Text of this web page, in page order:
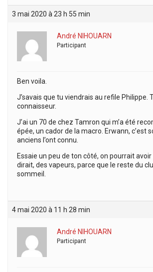
3 mai 2020 à 23 h 55 min
André NIHOUARN
Participant
Ben voila.
J’savais que tu viendrais au refile Philippe.
connaisseur.
J’ai un 70 de chez Tamron qui m’a été
épée, un cador de la macro. Erwann, c’est
anciens l’ont connu.
Essaie un peu de ton côté, on pourrait
dirait, des vapeurs, parce que le reste du
sommeil.
4 mai 2020 à 11 h 28 min
André NIHOUARN
Participant